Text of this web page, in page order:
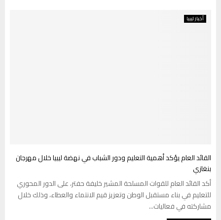
أخبار ليبيا
القائد العام يؤكد أهمية التعليم ودور الشباب في نهضة ليبيا خلال مهرجان
بنغازي
أكد القائد العام للقوات المسلحة المشير خليفة حفتر، على الدور المحوري
للتعليم في بناء مستقبل الوطن وتعزيز قيم الانتماء والعطاء، وذلك خلال
مشاركته في فعاليات...